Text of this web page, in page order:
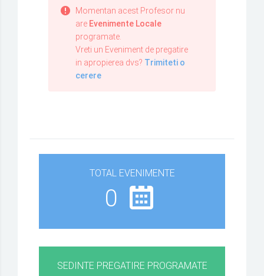
Momentan acest Profesor nu
are Evenimente Locale
programate.
Vreti un Eveniment de pregatire
in apropierea dvs? Trimiteti o
cerere
TOTAL EVENIMENTE
0
SEDINTE PREGATIRE PROGRAMATE